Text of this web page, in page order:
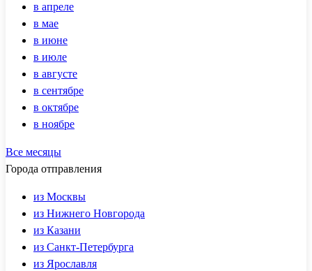
в апреле
в мае
в июне
в июле
в августе
в сентябре
в октябре
в ноябре
Все месяцы
Города отправления
из Москвы
из Нижнего Новгорода
из Казани
из Санкт-Петербурга
из Ярославля